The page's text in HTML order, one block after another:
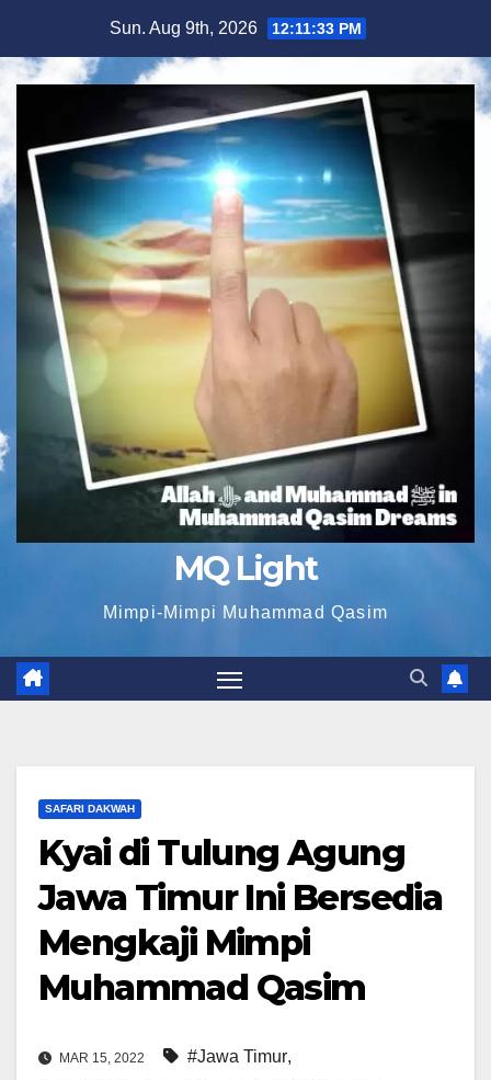
content
Sun. Aug 9th, 2026 12:11:34 PM
MQ Light
Mimpi-Mimpi Muhammad Qasim
SAFARI DAKWAH
Kyai di Tulung Agung
Jawa Timur Ini Bersedia
Mengkaji Mimpi
Muhammad Qasim
MAR 15, 2022 #Jawa Timur,